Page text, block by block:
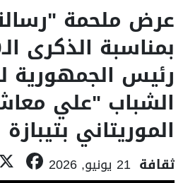
عرض ملحمة
رئيس الجمهورية
الشباب "علي
الموريتاني بتيبازة
ثقافة 21 يونيو, 2026